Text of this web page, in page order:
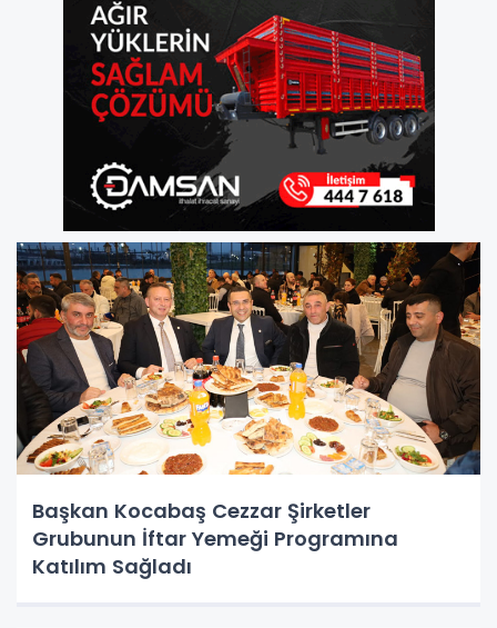
Başkan Kocabaş Cezzar Şirketler
Grubunun İftar Yemeği Programına
Katılım Sağladı